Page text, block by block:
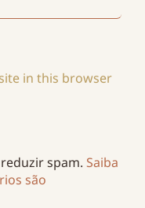
in this browser
spam. Saiba
são